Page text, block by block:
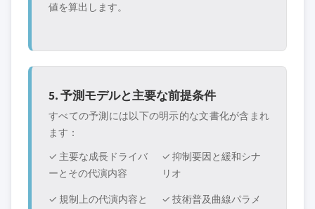
値を算出します。
5. 予測モデルと主要な前提条件
すべての予測には以下の明示的な文書化が含まれ
ます：
✓ 主要な成長ドライバ
ーとその代演内容
✓ 抑制要因と緩和シナ
リオ
✓ 規制上の代演内容と
✓ 技術普及曲線パラメ